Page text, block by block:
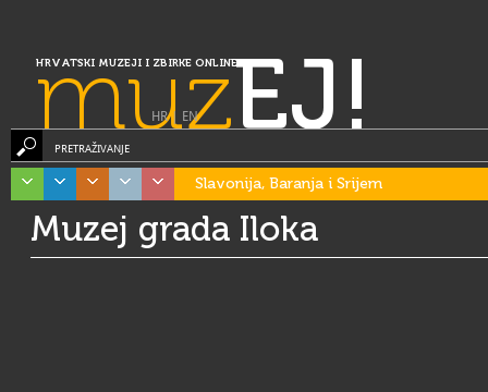
HRVATSKI MUZEJI I ZBIRKE ONLINE
muzEJ!
HR| EN
PRETRAŽIVANJE
Slavonija, Baranja i Srijem
Muzej grada Iloka